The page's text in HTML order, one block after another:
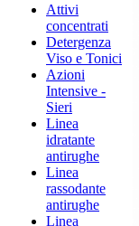
Attivi
concentrati
Detergenza
Viso e Tonici
Azioni
Intensive -
Sieri
Linea
idratante
antirughe
Linea
rassodante
antirughe
Linea